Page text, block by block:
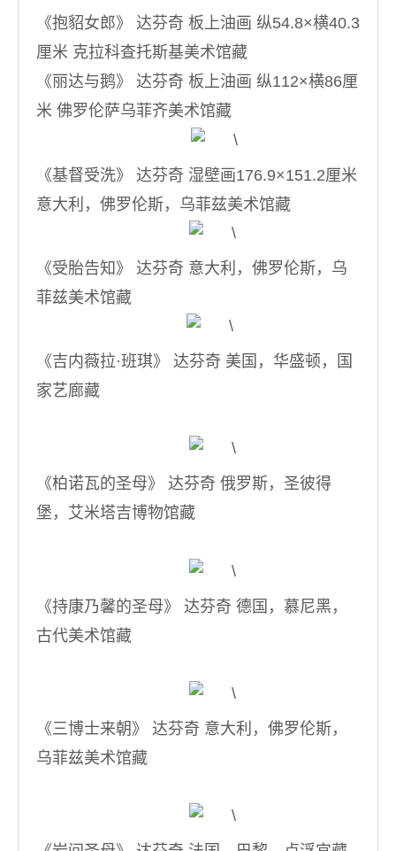
《抱貂女郎》 达芬奇 板上油画 纵54.8×横40.3
厘米 克拉科查托斯基美术馆藏
《丽达与鹅》 达芬奇 板上油画 纵112×横86厘
米 佛罗伦萨乌菲齐美术馆藏
《基督受洗》 达芬奇 湿壁画176.9×151.2厘米
意大利，佛罗伦斯，乌菲兹美术馆藏
《受胎告知》 达芬奇 意大利，佛罗伦斯，乌
菲兹美术馆藏
《吉内薇拉·班琪》 达芬奇 美国，华盛顿，国
家艺廊藏
《柏诺瓦的圣母》 达芬奇 俄罗斯，圣彼得
堡，艾米塔吉博物馆藏
《持康乃馨的圣母》 达芬奇 德国，慕尼黑，
古代美术馆藏
《三博士来朝》 达芬奇 意大利，佛罗伦斯，
乌菲兹美术馆藏